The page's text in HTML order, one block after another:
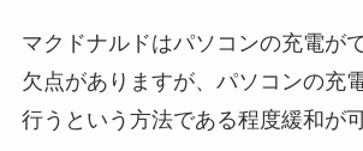
マクドナルドはパソコンの充電が
欠点がありますが、パソコンの充
行うという方法である程度緩和が